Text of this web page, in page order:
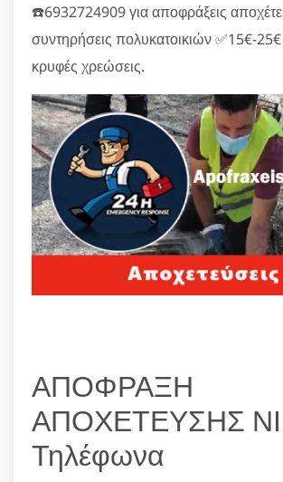
☎️6932724909 για αποφράξεις
συντηρήσεις πολυκατοικιών ✅15€-
κρυφές χρεώσεις.
ΑΠΟΦΡΑΞΗ
ΑΠΟΧΕΤΕΥΣΗΣ
Τηλέφωνα